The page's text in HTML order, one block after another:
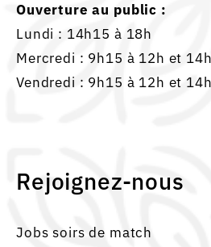
Ouverture au public :
Lundi : 14h15 à 18h
Mercredi : 9h15 à 12h et
Vendredi : 9h15 à 12h et
Rejoignez-nous
Jobs soirs de match